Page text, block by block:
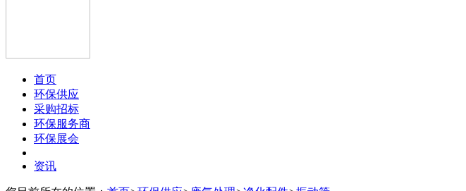
首页
环保供应
采购招标
环保服务商
环保展会
资讯